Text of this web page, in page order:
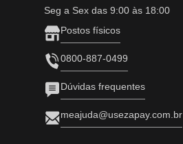
Seg a Sex das 9:00 às 18:00
Postos físicos
0800-887-0499
Dúvidas frequentes
meajuda@usezapay.com.br